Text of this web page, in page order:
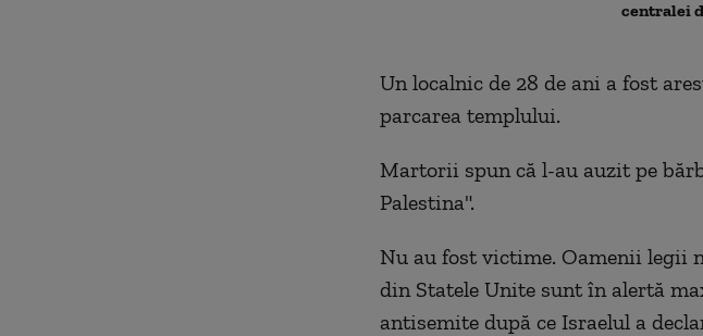
centralei
Un localnic de 28 de ani a fost
parcarea templului.
Martorii spun că l-au auzit pe
Palestina".
Nu au fost victime. Oamenii legii
din Statele Unite sunt în alertă
antisemite după ce Israelul a